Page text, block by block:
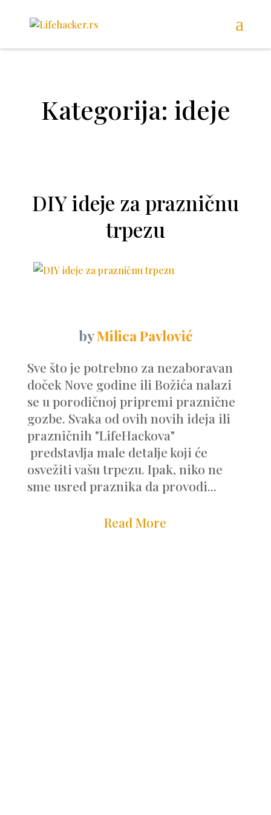
Kategorija: ideje
DIY ideje za prazničnu
trpezu
byMilica Pavlović
Sve što je potrebno za nezaboravan
doček Nove godine ili Božića nalazi
se u porodičnoj pripremi praznične
gozbe. Svaka od ovih novih ideja ili
prazničnih "LifeHackova"
predstavlja male detalje koji će
osvežiti vašu trpezu. Ipak, niko ne
sme usred praznika da provodi...
Read More